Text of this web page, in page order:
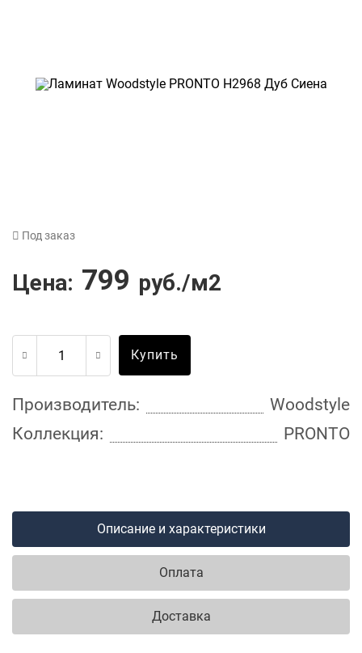
Под заказ
Цена: 799 руб./м2
Купить
Производитель:
Woodstyle
Коллекция:
PRONTO
Описание и характеристики
Оплата
Доставка